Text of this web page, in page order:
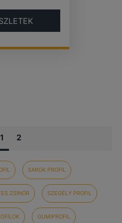
1 2
SAROK PROFIL
ZSINÓR SZEGÉLY PROFIL
GUMIPROFIL